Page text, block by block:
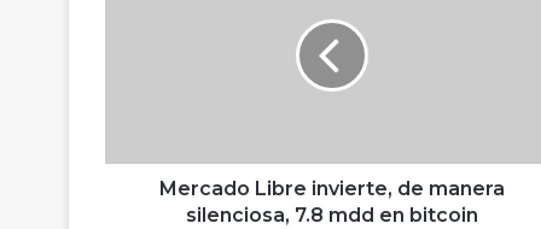
i
Mercado Libre invierte, de manera
silenciosa, 7.8 mdd en bitcoin